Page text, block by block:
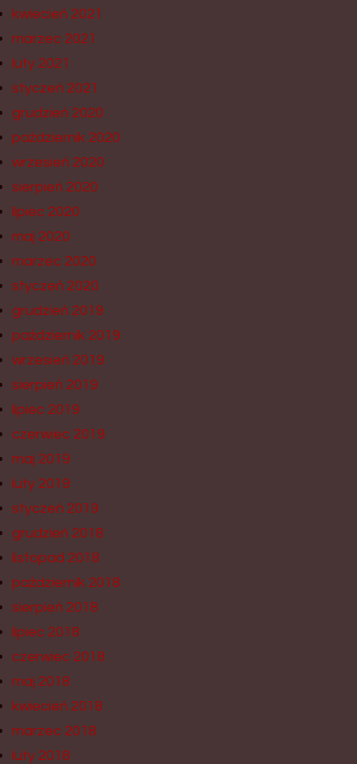
kwiecień 2021
marzec 2021
luty 2021
styczeń 2021
grudzień 2020
październik 2020
wrzesień 2020
sierpień 2020
lipiec 2020
maj 2020
marzec 2020
styczeń 2020
grudzień 2019
październik 2019
wrzesień 2019
sierpień 2019
lipiec 2019
czerwiec 2019
maj 2019
luty 2019
styczeń 2019
grudzień 2018
listopad 2018
październik 2018
sierpień 2018
lipiec 2018
czerwiec 2018
maj 2018
kwiecień 2018
marzec 2018
luty 2018